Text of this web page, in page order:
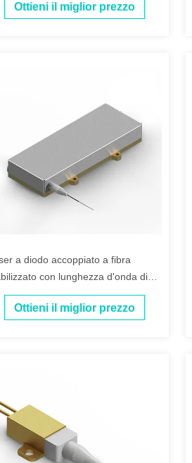
Ottieni il miglior prezzo
a diodo accoppiato a fibra
con lunghezza d'onda di
nm e 430 W
Ottieni il miglior prezzo